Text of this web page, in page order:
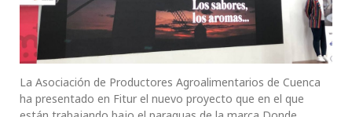
La Asociación de Productores Agroalimentarios de Cuenca
ha presentado en Fitur el nuevo proyecto que en el que